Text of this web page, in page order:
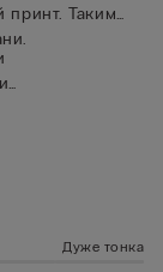
принт. Таким
Дуже тонка